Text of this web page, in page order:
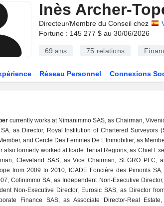
Inès Archer-
Directeur/Membre du Conseil chez
Fortune : 145 277 $ au 30/06/2026
69 ans 75 relations
Réseau Personnel Connexions
currently works at Nimanimmo SAS, as Chairman,
SA, as Director, Royal Institution of Chartered Surveyors
and Cercle Des Femmes De L’Immobilier, as
also formerly worked at Icade Tertial Regions, as Chief
Cleveland SAS, as Vice Chairman, SEGRO PLC,
from 2009 to 2010, ICADE Foncière des Pimonts
Cofinimmo SA, as Independent Non-Executive Director,
Non-Executive Director, Eurosic SAS, as Director
Finance SAS, as Associate Director-Real